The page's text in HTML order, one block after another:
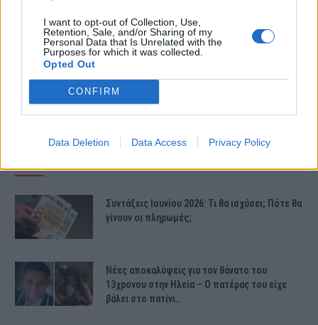
I want to opt-out of Collection, Use,
Retention, Sale, and/or Sharing of my
Personal Data that Is Unrelated with the
Purposes for which it was collected.
Opted Out
CONFIRM
Data Deletion Data Access Privacy Policy
καµπανάκι για το πόσο µάταια είναι
όλα.
Συντάξεις Ιουνίου 2026: Τι θα ισχύσει; Πότε θα
γίνουν οι πληρωμές;
Νέες αποκαλύψεις για τον θάνατο του
13χρονου στην Ηλεία – Ο πατέρας του είχε
βάλει στο πατίνι…